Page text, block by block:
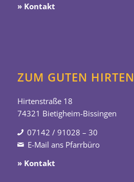
» Kontakt
ZUM GUTEN HIRTEN
Hirtenstraße 18
74321 Bietigheim-Bissingen
07142 / 91028 – 30
E-Mail ans Pfarrbüro
» Kontakt